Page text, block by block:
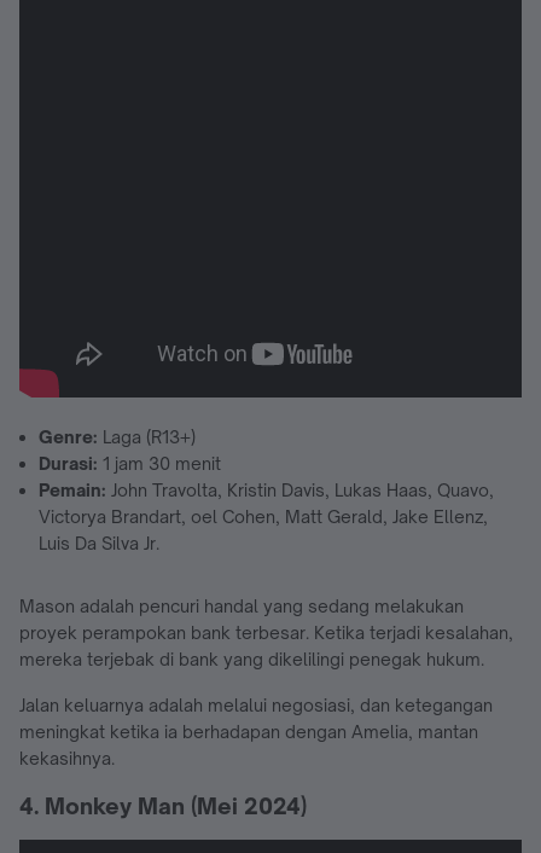
Genre: Laga (R13+)
Durasi: 1 jam 30 menit
Pemain: John Travolta, Kristin Davis, Lukas Haas, Quavo,
Victorya Brandart, oel Cohen, Matt Gerald, Jake Ellenz,
Luis Da Silva Jr.
Mason adalah pencuri handal yang sedang melakukan
proyek perampokan bank terbesar. Ketika terjadi kesalahan,
mereka terjebak di bank yang dikelilingi penegak hukum.
Jalan keluarnya adalah melalui negosiasi, dan ketegangan
meningkat ketika ia berhadapan dengan Amelia, mantan
kekasihnya.
4. Monkey Man (Mei 2024)